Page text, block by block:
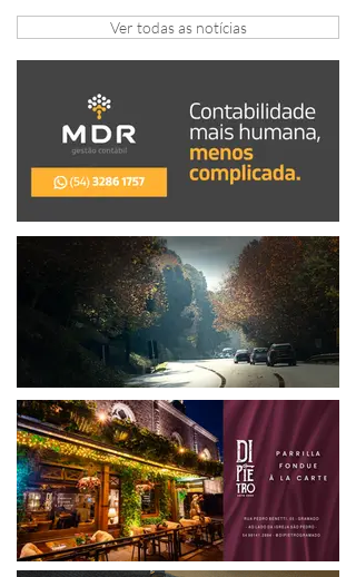
Ver todas as notícias